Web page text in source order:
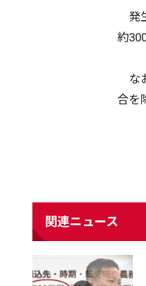
発
約
な
合を
関連ニュース
配